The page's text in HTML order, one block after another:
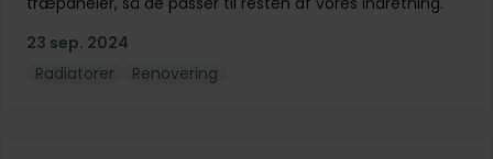
23 sep. 2024
Radiatorer
Renovering